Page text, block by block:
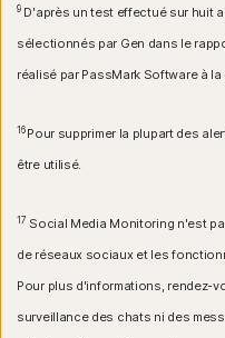
9D'après un test effectué sur huit
sélectionnés par Gen dans le
réalisé par PassMark Software à
16 Pour supprimer la plupart des
être utilisé.
17 Social Media Monitoring n'est
de réseaux sociaux et les
Pour plus d'informations, rendez-
surveillance des chats ni des